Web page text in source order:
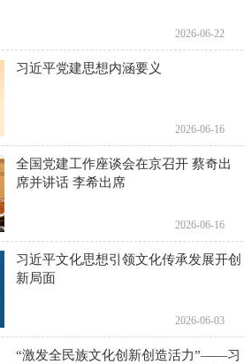
2026-06-22
习近平党建思想内涵要义
2026-06-16
全国党建工作座谈会在京召开 蔡奇出
席并讲话 李希出席
2026-06-16
习近平文化思想引领文化传承发展开创
新局面
2026-06-03
“激发全民族文化创新创造活力”——习